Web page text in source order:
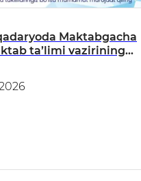
Maktabgacha
ta’limi vazirining